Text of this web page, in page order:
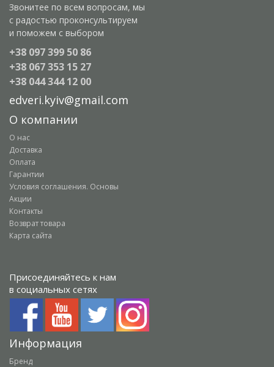
Звонитее по всем вопросам, мы
с радостью проконсультируем
и поможем с выбором
+38 097 399 50 86
+38 067 353 15 27
+38 044 344 12 00
edveri.kyiv@gmail.com
О компании
О нас
Доставка
Оплата
Гарантии
Условия соглашения. Основы
Акции
Контакты
Возврат товара
Карта сайта
Присоединяйтесь к нам
в социальных сетях
Информация
Бренд